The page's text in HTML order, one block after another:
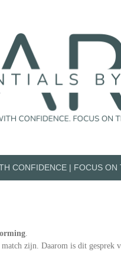
CONFIDENCE | FOCUS ON
match zijn. Daarom is dit gesprek